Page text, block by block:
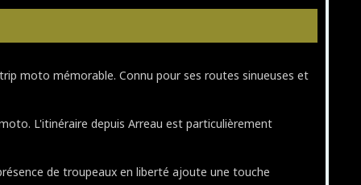
moto mémorable. Connu pour ses routes sinueuses et
L'itinéraire depuis Arreau est particulièrement
de troupeaux en liberté ajoute une touche